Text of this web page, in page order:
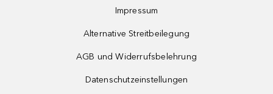
Impressum
Alternative Streitbeilegung
AGB und Widerrufsbelehrung
Datenschutzeinstellungen